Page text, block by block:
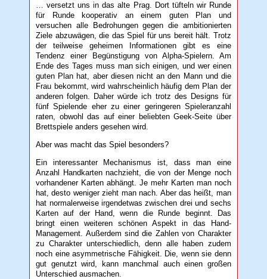
… versetzt uns in das alte Prag. Dort tüfteln wir Runde
für Runde kooperativ an einem guten Plan und
versuchen alle Bedrohungen gegen die ambitionierten
Ziele abzuwägen, die das Spiel für uns bereit hält. Trotz
der teilweise geheimen Informationen gibt es eine
Tendenz einer Begünstigung von Alpha-Spielern. Am
Ende des Tages muss man sich einigen, und wer einen
guten Plan hat, aber diesen nicht an den Mann und die
Frau bekommt, wird wahrscheinlich häufig dem Plan der
anderen folgen. Daher würde ich trotz des Designs für
fünf Spielende eher zu einer geringeren Spieleranzahl
raten, obwohl das auf einer beliebten Geek-Seite über
Brettspiele anders gesehen wird.
Aber was macht das Spiel besonders?
Ein interessanter Mechanismus ist, dass man eine
Anzahl Handkarten nachzieht, die von der Menge noch
vorhandener Karten abhängt. Je mehr Karten man noch
hat, desto weniger zieht man nach. Aber das heißt, man
hat normalerweise irgendetwas zwischen drei und sechs
Karten auf der Hand, wenn die Runde beginnt. Das
bringt einen weiteren schönen Aspekt in das Hand-
Management. Außerdem sind die Zahlen von Charakter
zu Charakter unterschiedlich, denn alle haben zudem
noch eine asymmetrische Fähigkeit. Die, wenn sie denn
gut genutzt wird, kann manchmal auch einen großen
Unterschied ausmachen.